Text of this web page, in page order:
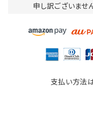
申し訳ございませ
支払い方法